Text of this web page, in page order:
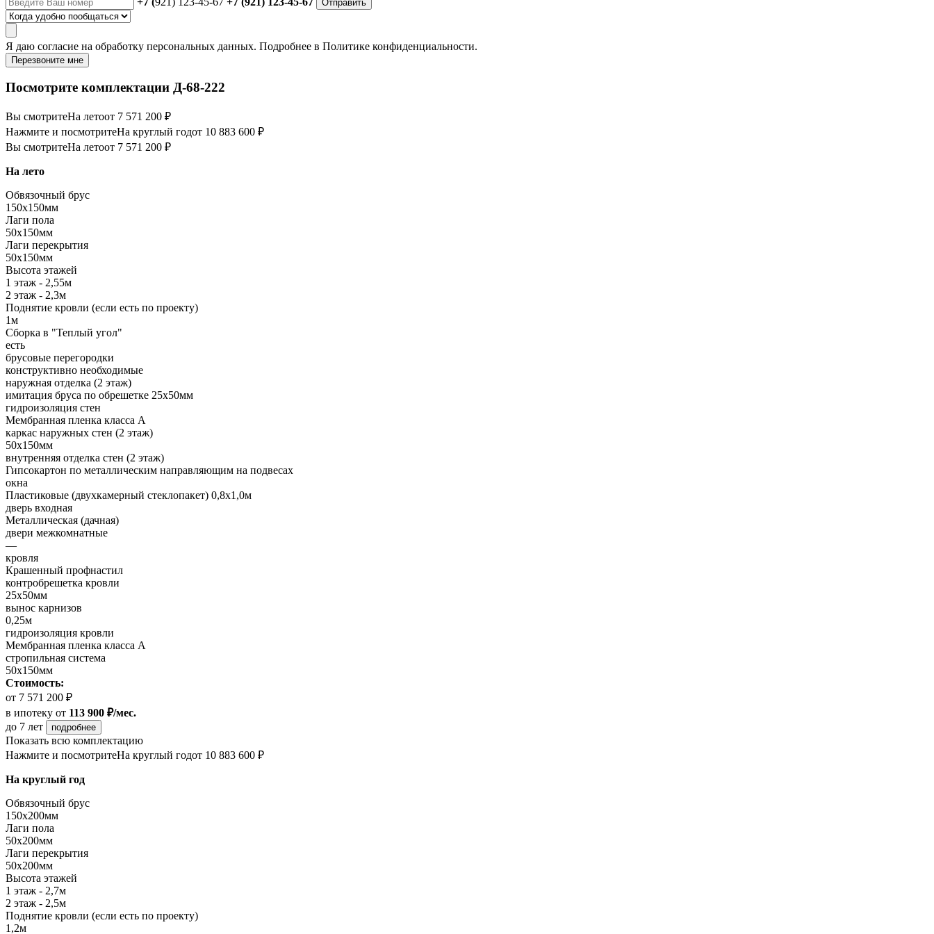
Отправить
Я даю согласие на обработку персональных данных. Подробнее в Политике конфиденциальности.
Перезвоните мне
Посмотрите комплектации Д-68-222
Вы смотритеНа летоот 7 571 200 ₽
Нажмите и посмотритеНа круглый годот 10 883 600 ₽
Вы смотритеНа летоот 7 571 200 ₽
На лето
Обвязочный брус
150х150мм
Лаги пола
50х150мм
Лаги перекрытия
50х150мм
Высота этажей
1 этаж - 2,55м
2 этаж - 2,3м
Поднятие кровли (если есть по проекту)
1м
Сборка в "Теплый угол"
есть
брусовые перегородки
конструктивно необходимые
наружная отделка (2 этаж)
имитация бруса по обрешетке 25х50мм
гидроизоляция стен
Мембранная пленка класса А
каркас наружных стен (2 этаж)
50х150мм
внутренняя отделка стен (2 этаж)
Гипсокартон по металлическим направляющим на подвесах
окна
Пластиковые (двухкамерный стеклопакет) 0,8х1,0м
дверь входная
Металлическая (дачная)
двери межкомнатные
—
кровля
Крашенный профнастил
контробрешетка кровли
25х50мм
вынос карнизов
0,25м
гидроизоляция кровли
Мембранная пленка класса А
стропильная система
50х150мм
Стоимость:
от 7 571 200 ₽
в ипотеку от 113 900 ₽/мес.
до 7 лет
подробнее
Показать всю комплектацию
Нажмите и посмотритеНа круглый годот 10 883 600 ₽
На круглый год
Обвязочный брус
150х200мм
Лаги пола
50х200мм
Лаги перекрытия
50х200мм
Высота этажей
1 этаж - 2,7м
2 этаж - 2,5м
Поднятие кровли (если есть по проекту)
1,2м